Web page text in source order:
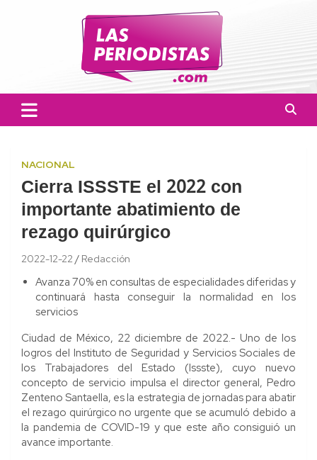
Las Periodistas
informado a la población.
NACIONAL
Cierra ISSSTE el 2022 con
importante abatimiento de
rezago quirúrgico
2022-12-22 Redacción
Avanza 70% en consultas de especialidades diferidas y
continuará hasta conseguir la normalidad en los
servicios
Ciudad de México, 22 diciembre de 2022.- Uno de los
logros del Instituto de Seguridad y Servicios Sociales de
los Trabajadores del Estado (Issste), cuyo nuevo
concepto de servicio impulsa el director general, Pedro
Zenteno Santaella, es la estrategia de jornadas para abatir
el rezago quirúrgico no urgente que se acumuló debido a
la pandemia de COVID-19 y que este año consiguió un
avance importante.